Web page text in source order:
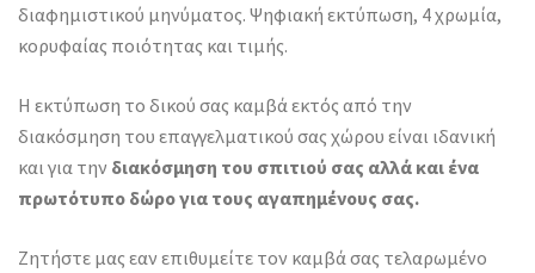
διαφημιστικού μηνύματος. Ψηφιακή εκτύπωση, 4 χρωμία,
κορυφαίας ποιότητας και τιμής.
Η εκτύπωση το δικού σας καμβά εκτός από την
διακόσμηση του επαγγελματικού σας χώρου είναι ιδανική
και για την διακόσμηση του σπιτιού σας αλλά και ένα
πρωτότυπο δώρο για τους αγαπημένους σας.
Ζητήστε μας εαν επιθυμείτε τον καμβά σας τελαρωμένο